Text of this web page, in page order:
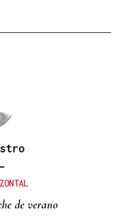
secreto mejor
de verano